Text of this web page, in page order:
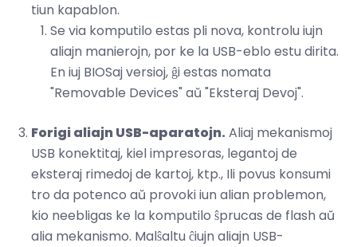
tiun kapablon.
Se via komputilo estas pli nova, kontrolu iujn
aliajn manierojn, por ke la USB-eblo estu dirita.
En iuj BIOSaj versioj, ĝi estas nomata
"Removable Devices" aŭ "Eksteraj Devoj".
Forigi aliajn USB-aparatojn. Aliaj mekanismoj
USB konektitaj, kiel impresoras, legantoj de
eksteraj rimedoj de kartoj, ktp., Ili povus konsumi
tro da potenco aŭ provoki iun alian problemon,
kio neebligas ke la komputilo ŝprucas de flash aŭ
alia mekanismo. Malŝaltu ĉiujn aliajn USB-